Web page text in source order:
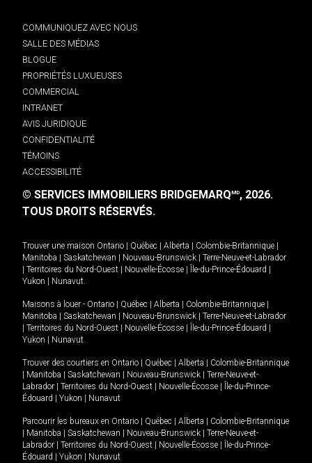
COMMUNIQUEZ AVEC NOUS
SALLE DES MÉDIAS
BLOGUE
PROPRIÉTÉS LUXUEUSES
COMMERCIAL
INTRANET
AVIS JURIDIQUE
CONFIDENTIALITÉ
TÉMOINS
ACCESSIBILITÉ
© SERVICES IMMOBILIERS BRIDGEMARQMD, 2026.
TOUS DROITS RÉSERVÉS.
Trouver une maison Ontario Québec Alberta Colombie-Britannique
Manitoba
Saskatchewan Nouveau-Brunswick
Terre-Neuve-et-Labrador
Territoires du Nord-Ouest Nouvelle-Écosse Île-du-Prince-Édouard
Yukon
Nunavut.
Maisons à louer - Ontario Québec Alberta Colombie-Britannique
Manitoba
Saskatchewan Nouveau-Brunswick
Terre-Neuve-et-Labrador
Territoires du Nord-Ouest Nouvelle-Écosse Île-du-Prince-Édouard
Yukon
Nunavut.
Trouver des courtiers en Ontario Québec Alberta
Colombie-Britannique
Manitoba Saskatchewan Nouveau-Brunswick
Terre-Neuve-et-
Labrador
Territoires du Nord-Ouest Nouvelle-Écosse
Île-du-Prince-
Édouard
Yukon Nunavut
Parcourir les bureaux en Ontario Québec Alberta
Colombie-Britannique
Manitoba Saskatchewan Nouveau-Brunswick
Terre-Neuve-et-
Labrador
Territoires du Nord-Ouest Nouvelle-Écosse
Île-du-Prince-
Édouard
Yukon Nunavut